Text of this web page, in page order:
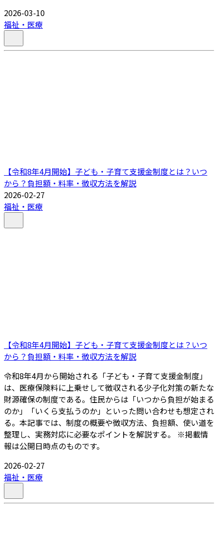
2026-03-10
福祉・医療
【令和8年4月開始】子ども・子育て支援金制度とは？いつ
から？負担額・料率・徴収方法を解説
2026-02-27
福祉・医療
【令和8年4月開始】子ども・子育て支援金制度とは？いつ
から？負担額・料率・徴収方法を解説
令和8年4月から開始される「子ども・子育て支援金制度」
は、医療保険料に上乗せして徴収される少子化対策の新たな
財源確保の制度である。住民からは「いつから負担が始まる
のか」「いくら支払うのか」といった問い合わせも想定され
る。本記事では、制度の概要や徴収方法、負担額、使い道を
整理し、実務対応に必要なポイントを解説する。 ※掲載情
報は公開日時点のものです。
2026-02-27
福祉・医療